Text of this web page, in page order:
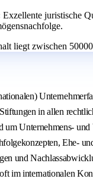
Exzellente juristische
liegt zwischen
in allen
um Unternehmens-
Ehe-
und
im internationalen